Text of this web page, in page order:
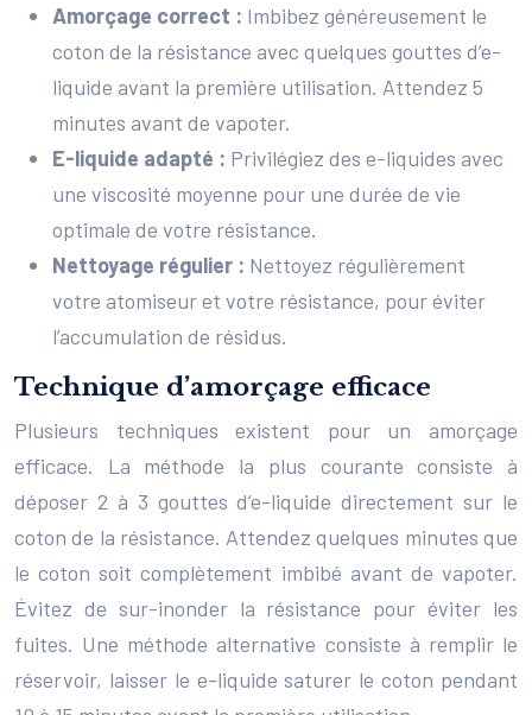
Amorçage correct : Imbibez généreusement le
coton de la résistance avec quelques gouttes d’e-
liquide avant la première utilisation. Attendez 5
minutes avant de vapoter.
E-liquide adapté : Privilégiez des e-liquides avec
une viscosité moyenne pour une durée de vie
optimale de votre résistance.
Nettoyage régulier : Nettoyez régulièrement
votre atomiseur et votre résistance, pour éviter
l’accumulation de résidus.
Technique d’amorçage efficace
Plusieurs techniques existent pour un amorçage
efficace. La méthode la plus courante consiste à
déposer 2 à 3 gouttes d’e-liquide directement sur le
coton de la résistance. Attendez quelques minutes que
le coton soit complètement imbibé avant de vapoter.
Évitez de sur-inonder la résistance pour éviter les
fuites. Une méthode alternative consiste à remplir le
réservoir, laisser le e-liquide saturer le coton pendant